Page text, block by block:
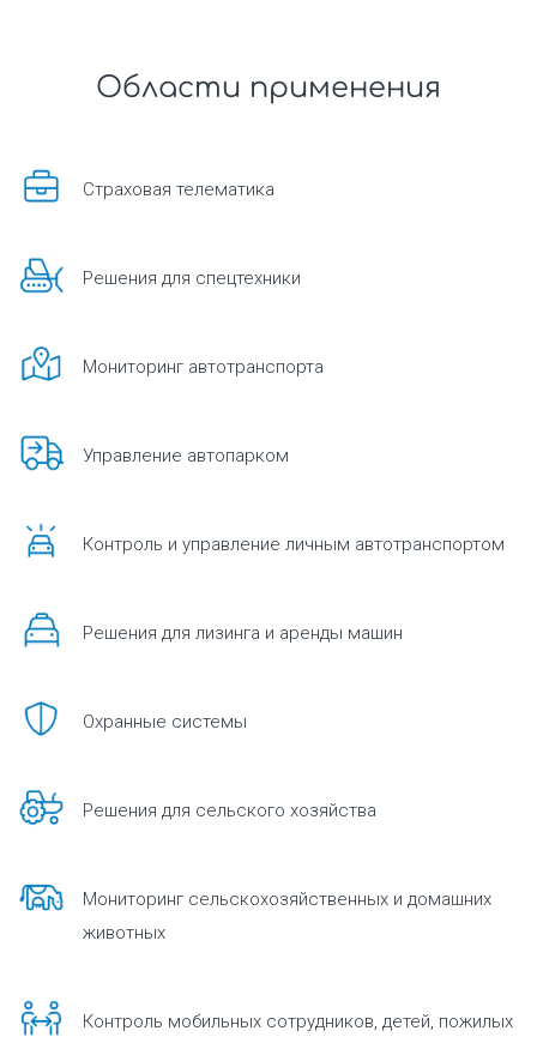
Области применения
Страховая телематика
Решения для спецтехники
Мониторинг автотранспорта
Управление автопарком
Контроль и управление личным автотранспортом
Решения для лизинга и аренды машин
Охранные системы
Решения для сельского хозяйства
Мониторинг сельскохозяйственных и домашних
животных
Контроль мобильных сотрудников, детей, пожилых